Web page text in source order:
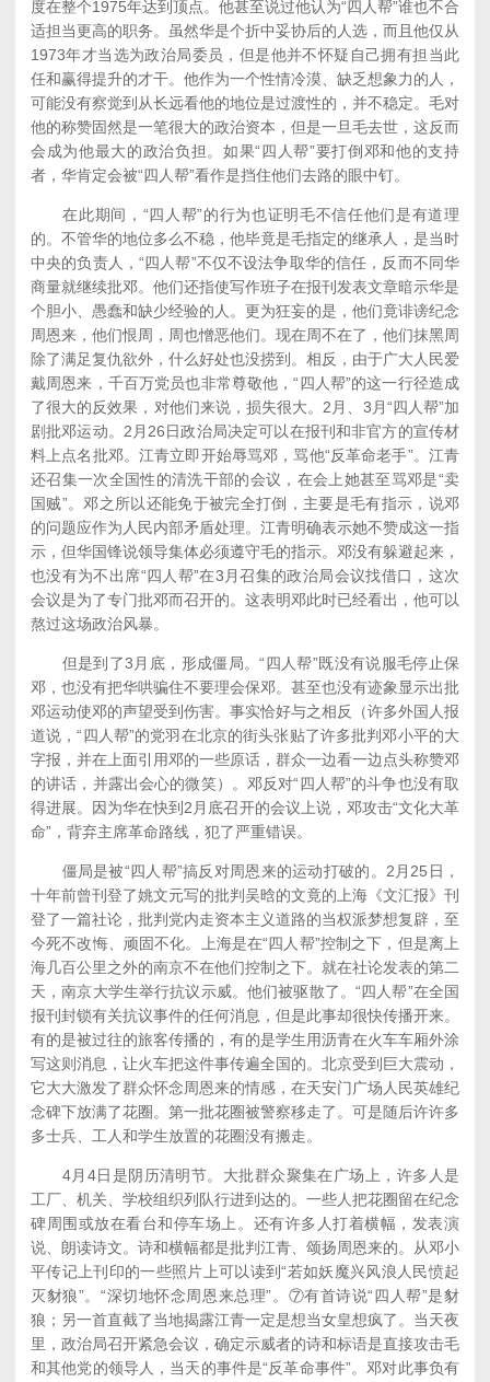
度在整个1975年达到顶点。他甚至说过他认为“四人帮”谁也不合
适担当更高的职务。虽然华是个折中妥协后的人选，而且他仅从
1973年才当选为政治局委员，但是他并不怀疑自己拥有担当此
任和赢得提升的才干。他作为一个性情冷漠、缺乏想象力的人，
可能没有察觉到从长远看他的地位是过渡性的，并不稳定。毛对
他的称赞固然是一笔很大的政治资本，但是一旦毛去世，这反而
会成为他最大的政治负担。如果“四人帮”要打倒邓和他的支持
者，华肯定会被“四人帮”看作是挡住他们去路的眼中钉。
在此期间，“四人帮”的行为也证明毛不信任他们是有道理
的。不管华的地位多么不稳，他毕竟是毛指定的继承人，是当时
中央的负责人，“四人帮”不仅不设法争取华的信任，反而不同华
商量就继续批邓。他们还指使写作班子在报刊发表文章暗示华是
个胆小、愚蠢和缺少经验的人。更为狂妄的是，他们竟诽谤纪念
周恩来，他们恨周，周也憎恶他们。现在周不在了，他们抹黑周
除了满足复仇欲外，什么好处也没捞到。相反，由于广大人民爱
戴周恩来，千百万党员也非常尊敬他，“四人帮”的这一行径造成
了很大的反效果，对他们来说，损失很大。2月、3月“四人帮”加
剧批邓运动。2月26日政治局决定可以在报刊和非官方的宣传材
料上点名批邓。江青立即开始辱骂邓，骂他“反革命老手”。江青
还召集一次全国性的清洗干部的会议，在会上她甚至骂邓是“卖
国贼”。邓之所以还能免于被完全打倒，主要是毛有指示，说邓
的问题应作为人民内部矛盾处理。江青明确表示她不赞成这一指
示，但华国锋说领导集体必须遵守毛的指示。邓没有躲避起来，
也没有为不出席“四人帮”在3月召集的政治局会议找借口，这次
会议是为了专门批邓而召开的。这表明邓此时已经看出，他可以
熬过这场政治风暴。
但是到了3月底，形成僵局。“四人帮”既没有说服毛停止保
邓，也没有把华哄骗住不要理会保邓。甚至也没有迹象显示出批
邓运动使邓的声望受到伤害。事实恰好与之相反（许多外国人报
道说，“四人帮”的党羽在北京的街头张贴了许多批判邓小平的大
字报，并在上面引用邓的一些原话，群众一边看一边点头称赞邓
的讲话，并露出会心的微笑）。邓反对“四人帮”的斗争也没有取
得进展。因为华在快到2月底召开的会议上说，邓攻击“文化大革
命”，背弃主席革命路线，犯了严重错误。
僵局是被“四人帮”搞反对周恩来的运动打破的。2月25日，
十年前曾刊登了姚文元写的批判吴晗的文竟的上海《文汇报》刊
登了一篇社论，批判党内走资本主义道路的当权派梦想复辟，至
今死不改悔、顽固不化。上海是在“四人帮”控制之下，但是离上
海几百公里之外的南京不在他们控制之下。就在社论发表的第二
天，南京大学生举行抗议示威。他们被驱散了。“四人帮”在全国
报刊封锁有关抗议事件的任何消息，但是此事却很快传播开来。
有的是被过往的旅客传播的，有的是学生用沥青在火车车厢外涂
写这则消息，让火车把这件事传遍全国的。北京受到巨大震动，
它大大激发了群众怀念周恩来的情感，在天安门广场人民英雄纪
念碑下放满了花圈。第一批花圈被警察移走了。可是随后许许多
多士兵、工人和学生放置的花圈没有搬走。
4月4日是阴历清明节。大批群众聚集在广场上，许多人是
工厂、机关、学校组织列队行进到达的。一些人把花圈留在纪念
碑周围或放在看台和停车场上。还有许多人打着横幅，发表演
说、朗读诗文。诗和横幅都是批判江青、颂扬周恩来的。从邓小
平传记上刊印的一些照片上可以读到“若如妖魔兴风浪人民愤起
灭豺狼”。“深切地怀念周恩来总理”。⑦有首诗说“四人帮”是豺
狼；另一首直截了当地揭露江青一定是想当女皇想疯了。当天夜
里，政治局召开紧急会议，确定示威者的诗和标语是直接攻击毛
和其他党的领导人，当天的事件是“反革命事件”。邓对此事负有